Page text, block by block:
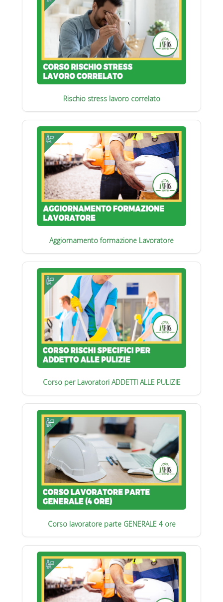
Rischio stress lavoro correlato
Aggiornamento formazione Lavoratore
Corso per Lavoratori ADDETTI ALLE PULIZIE
Corso lavoratore parte GENERALE 4 ore